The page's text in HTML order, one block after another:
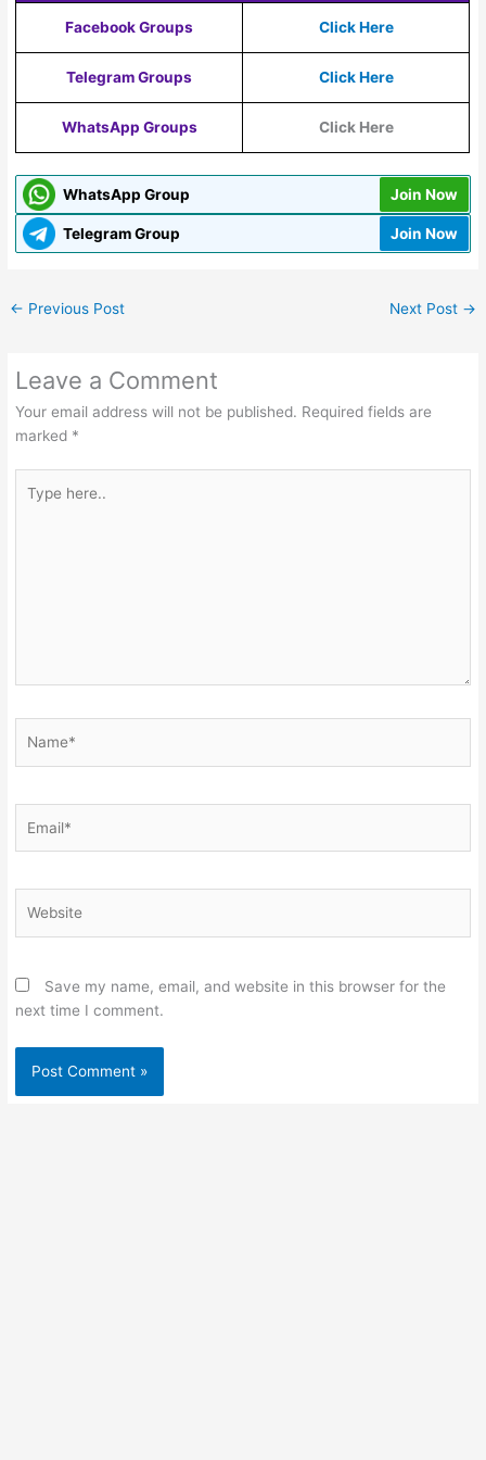
Facebook Groups Click Here
Telegram Groups Click Here
WhatsApp Groups Click Here
WhatsApp Group Join Now
Telegram Group Join Now
← Previous Post Next Post →
Leave a Comment
Your email address will not be published. Required fields are
marked *
here..
Save my name, email, and website in this browser for the
next time I comment.